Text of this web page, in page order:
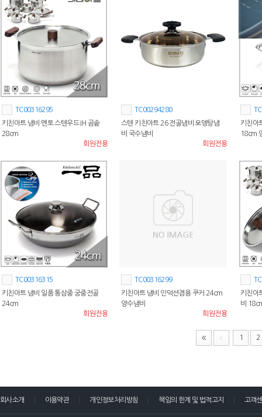
TC00316295
키친아트 냄비 멘토 스텐우드 IH 곰솥
28cm
회원전용
TC00294280
스텐 키친아트 26 전골냄비 오뎅탕냄
비 국수냄비
회원전용
키친아
18cm
TC00316315
키친아트 냄비 일품 통삼중 궁중전골
24cm
회원전용
TC00316299
키친아트 냄비 인덕션겸용 쿠커 24cm
양수냄비
회원전용
키친아
비
1 2
회사소개 이용약관 개인정보처리방침 책임의 한계 및 법적고지 고객